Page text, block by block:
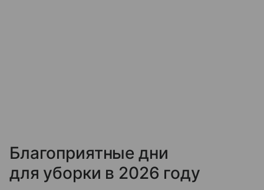
Благоприятные дни
для уборки в 2026 году